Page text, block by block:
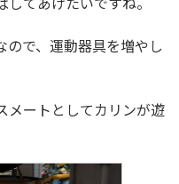
で、運動器具を増やし
メートとしてカリンが遊